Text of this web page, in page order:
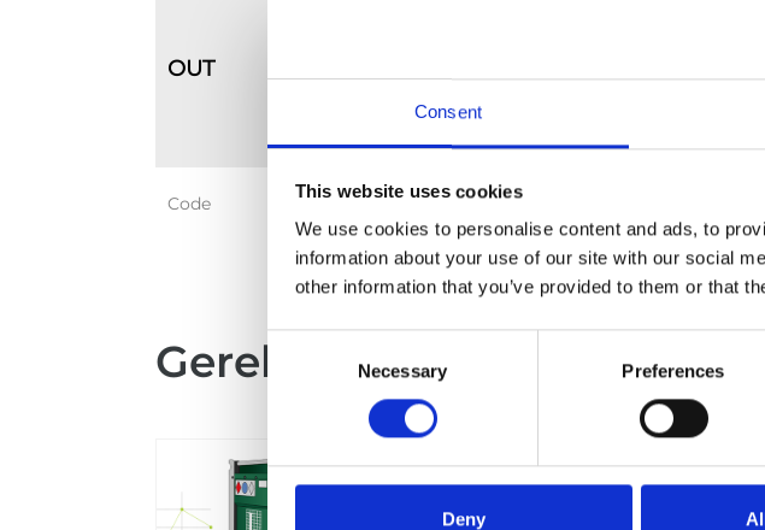
Consent
This website uses cookies
We use cookies to personalise content and ads, to
information about your use of our site with our social
other information that you’ve provided to them or that
Consent
Necessary Preferences
Deny
OUT
1x 63A CEE 400V
Powerlock mogelijk, afh. model
Code 150 KVA RENTAL / 150 KVA STD
Gerelateerde producten